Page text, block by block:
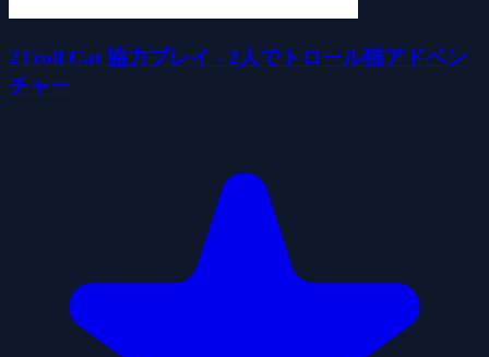
2Troll Cat 協力プレイ - 2人でトロール猫アドベン
チャー